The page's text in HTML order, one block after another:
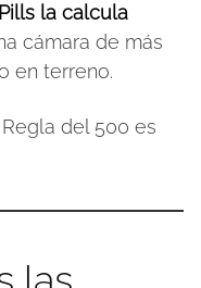
la calcula
cámara de más
en terreno.
del 500 es